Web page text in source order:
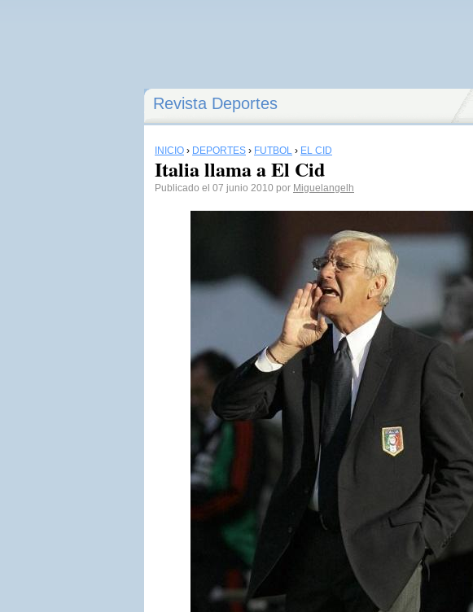
Revista Deportes
INICIO › DEPORTES › FÚTBOL › EL CID
Italia llama a El Cid
Publicado el 07 junio 2010 por Miguelangelh